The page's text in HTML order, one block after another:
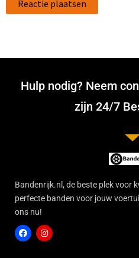
Hulp nodig? Neem
zijn 24/7
Bandenrijk.nl, de beste plek voor
perfecte banden voor jouw
ons nu!